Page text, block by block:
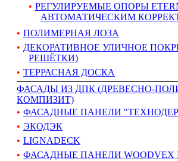
РЕГУЛИРУЕМЫЕ ОПОРЫ
АВТОМАТИЧЕСКИМ
ПОЛИМЕРНАЯ ЛОЗА
ДЕКОРАТИВНОЕ УЛИЧНОЕ
РЕШЁТКИ)
ТЕРРАСНАЯ ДОСКА
ФАСАДЫ ИЗ ДПК (ДРЕВЕСНО-
КОМПИЗИТ)
ФАСАДНЫЕ ПАНЕЛИ
ЭКОДЭК
LIGNADECK
ФАСАДНЫЕ ПАНЕЛИ WOODVEX